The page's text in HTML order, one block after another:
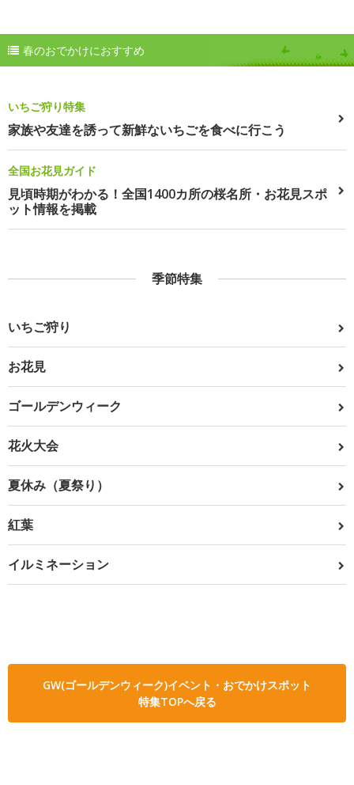
春のおでかけにおすすめ
いちご狩り特集
家族や友達を誘って新鮮ないちごを食べに行こう
全国お花見ガイド
見頃時期がわかる！全国1400カ所の桜名所・お花見スポ
ット情報を掲載
季節特集
いちご狩り
お花見
ゴールデンウィーク
花火大会
夏休み（夏祭り）
紅葉
イルミネーション
GW(ゴールデンウィーク)イベント・おでかけスポット
特集TOPへ戻る